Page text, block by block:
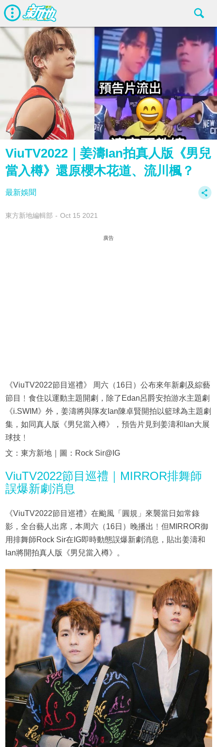
ViuTV2022｜姜濤Ian拍真人版《男兒
當入樽》還原櫻木花道、流川楓？
最新娛聞
東方新地編輯部 Oct 15 2021
廣告
《ViuTV2022節目巡禮》 周六（16日）公布來年新劇及綜藝
節目﹗食住以運動主題開劇，除了Edan呂爵安拍游水主題劇
《i.SWIM》外，姜濤將與隊友Ian陳卓賢開拍以籃球為主題劇
集，如同真人版《男兒當入樽》，預告片見到姜濤和Ian大展
球技﹗
文：東方新地｜圖：Rock Sir@IG
ViuTV2022節目巡禮｜MIRROR排舞師
誤爆新劇消息
《ViuTV2022節目巡禮》在颱風「圓規」來襲當日如常錄
影，全台藝人出席，本周六（16日）晚播出﹗但MIRROR御
用排舞師Rock Sir在IG即時動態誤爆新劇消息，貼出姜濤和
Ian將開拍真人版《男兒當入樽》。